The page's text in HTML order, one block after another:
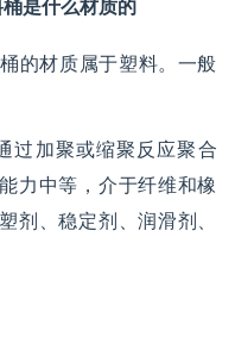
的材质属于塑料。一般
过加聚或缩聚反应聚合
力中等，介于纤维和橡
剂、稳定剂、润滑剂、